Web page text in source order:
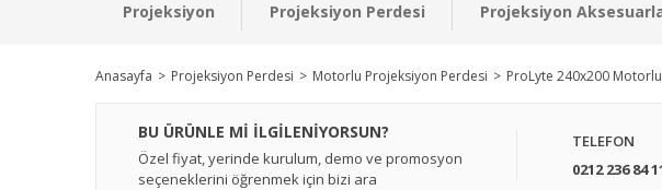
Projeksiyon Projeksiyon Perdesi Projeksiyon
Anasayfa Projeksiyon Perdesi Motorlu Projeksiyon Perdesi ProLyte 240x200
BU ÜRÜNLE Mİ İLGİLENİYORSUN?
Özel fiyat, yerinde kurulum, demo ve promosyon
seçeneklerini öğrenmek için bizi ara
TELEFON
0212 236 84